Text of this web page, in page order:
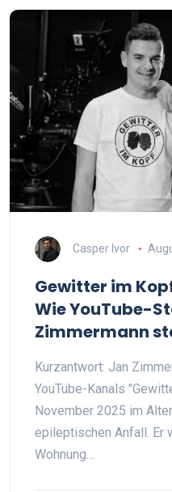
Casper Ivor
Gewitter im
Wie YouTube-
Zimmermann
Kurzantwort: Jan
YouTube-Kanals
November 2025 im
epileptischen Anfall. Er
Wohnung…